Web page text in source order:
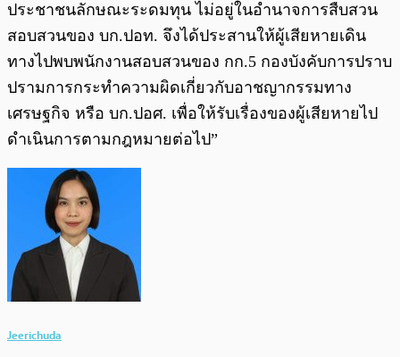
ประชาชนลักษณะระดมทุน ไม่อยู่ในอำนาจการสืบสวน
สอบสวนของ บก.ปอท. จึงได้ประสานให้ผู้เสียหายเดิน
ทางไปพบพนักงานสอบสวนของ กก.5 กองบังคับการปราบ
ปรามการกระทำความผิดเกี่ยวกับอาชญากรรมทาง
เศรษฐกิจ หรือ บก.ปอศ. เพื่อให้รับเรื่องของผู้เสียหายไป
ดำเนินการตามกฎหมายต่อไป”
Jeerichuda